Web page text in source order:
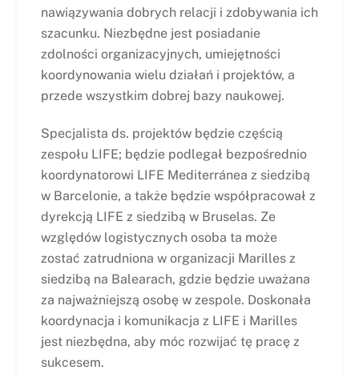
nawiązywania dobrych relacji i zdobywania ich
szacunku. Niezbędne jest posiadanie
zdolności organizacyjnych, umiejętności
koordynowania wielu działań i projektów, a
przede wszystkim dobrej bazy naukowej.
Specjalista ds. projektów będzie częścią
zespołu LIFE; będzie podlegał bezpośrednio
koordynatorowi LIFE Mediterránea z siedzibą
w Barcelonie, a także będzie współpracował z
dyrekcją LIFE z siedzibą w Bruselas. Ze
względów logistycznych osoba ta może
zostać zatrudniona w organizacji Marilles z
siedzibą na Balearach, gdzie będzie uważana
za najważniejszą osobę w zespole. Doskonała
koordynacja i komunikacja z LIFE i Marilles
jest niezbędna, aby móc rozwijać tę pracę z
sukcesem.